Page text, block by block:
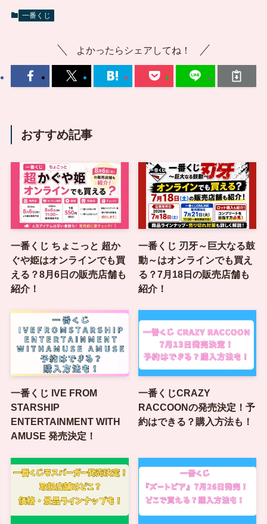
一番くじ
よかったらシェアしてね！
おすすめ記事
一番くじ ちょこっと 超か
ぐや姫はオンラインでも買
える？8月6日の販売店舗も
紹介！
一番くじ 刃牙～巨大なる鼓
動～はオンラインでも買え
る？7月18日の販売店舗も
紹介！
一番くじ IVE FROM
STARSHIP
ENTERTAINMENT WITH
AMUSE 発売決定！
一番くじCRAZY
RACCOONの発売決定！予
約はできる？購入方法も！